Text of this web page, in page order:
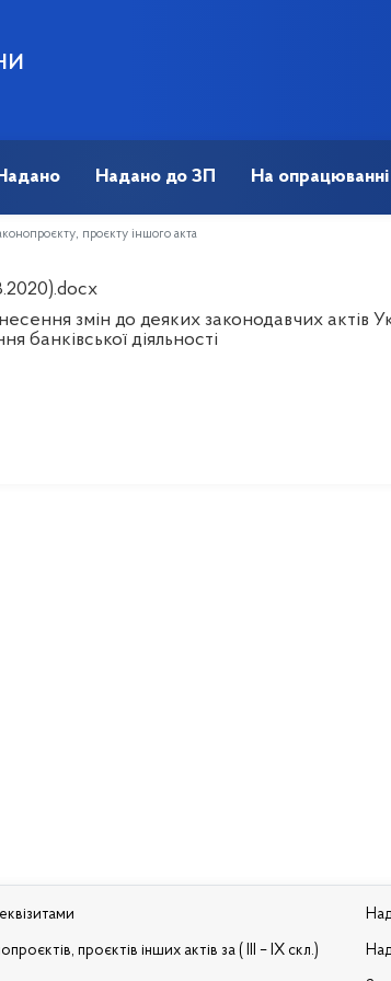
Надано до ЗП На опрацюванні
проєкту іншого акта
змін до деяких законодавчих актів
банківської діяльності
проєктів інших актів за ( III – IX скл.)